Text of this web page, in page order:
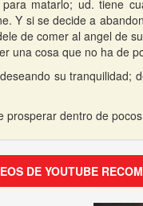
para matarlo; ud. tiene
Y si se decide a
de comer al angel de
una cosa que no ha de
su tranquilidad;
prosperar dentro de
DE YOUTUBE